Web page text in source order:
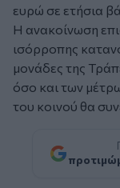
ευρώ σε ετήσια
Η ανακοίνωση
ισόρροπης
μονάδες της
όσο και των
του κοινού θα